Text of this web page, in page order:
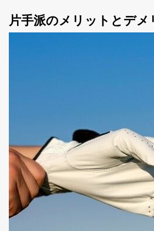
片手派のメリットとデメ